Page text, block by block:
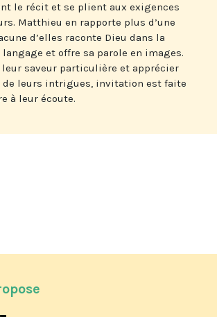
le récit et se plient aux exigences
Matthieu en rapporte plus d’une
d’elles raconte Dieu dans la
langage et offre sa parole en images.
leur saveur particulière et apprécier
leurs intrigues, invitation est faite
à leur écoute.